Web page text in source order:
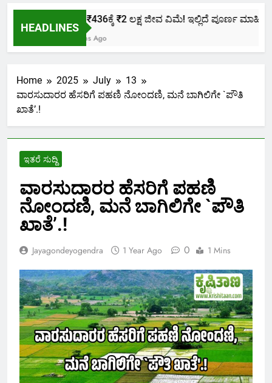
HEADLINES
ಕೇವಲ ₹436ಕ್ಕೆ ₹2 ಲಕ್ಷ ಜೀವ ವಿಮೆ! ಇಲ್ಲಿದೆ ಪೂರ್ಣ ಮಾಹಿತಿ.
2 Months Ago
Home 2025 July
13
ವಾರಸುದಾರರ ಹೆಸರಿಗೆ ಪಹಣಿ ನೋಂದಣಿ, ಮನೆ ಬಾಗಿಲಿಗೇ `ಪೌತಿ
ಖಾತೆ’.!
ಇತರೆ ಸುದ್ದಿ
ವಾರಸುದಾರರ ಹೆಸರಿಗೆ ಪಹಣಿ
ನೋಂದಣಿ, ಮನೆ ಬಾಗಿಲಿಗೇ `ಪೌತಿ
ಖಾತೆ’.!
Jayagondeyogendra 1 Year Ago 0 1 Mins